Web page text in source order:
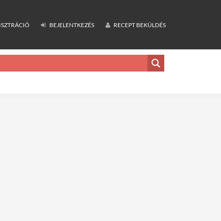
BEJELENTKEZÉS RECEPT BEKÜLDÉS